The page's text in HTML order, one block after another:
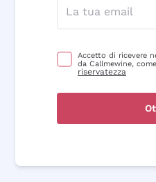
Accetto di ricevere
da Callmewine,
riservatezza